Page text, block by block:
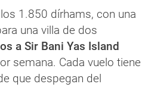
1.850 dírhams, con una
una villa de dos
a Sir Bani Yas Island
semana. Cada vuelo tiene
que despegan del